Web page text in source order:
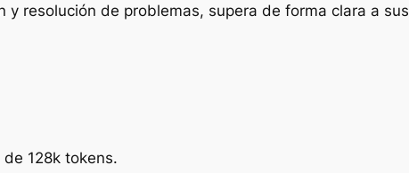
resolución de problemas, supera de forma clara a sus
128k tokens.